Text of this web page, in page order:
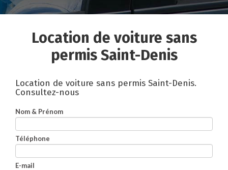
Location de voiture sans
permis Saint-Denis
Location de voiture sans permis Saint-Denis.
Consultez-nous
Nom & Prénom
Téléphone
E-mail